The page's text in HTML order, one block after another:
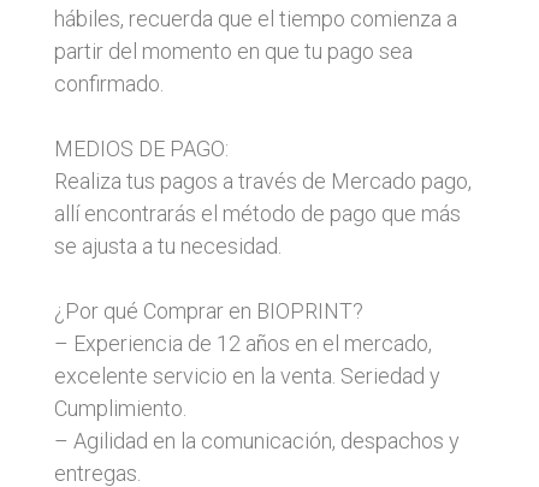
hábiles, recuerda que el tiempo comienza a
partir del momento en que tu pago sea
confirmado.
MEDIOS DE PAGO:
Realiza tus pagos a través de Mercado pago,
allí encontrarás el método de pago que más
se ajusta a tu necesidad.
¿Por qué Comprar en BIOPRINT?
– Experiencia de 12 años en el mercado,
excelente servicio en la venta. Seriedad y
Cumplimiento.
– Agilidad en la comunicación, despachos y
entregas.